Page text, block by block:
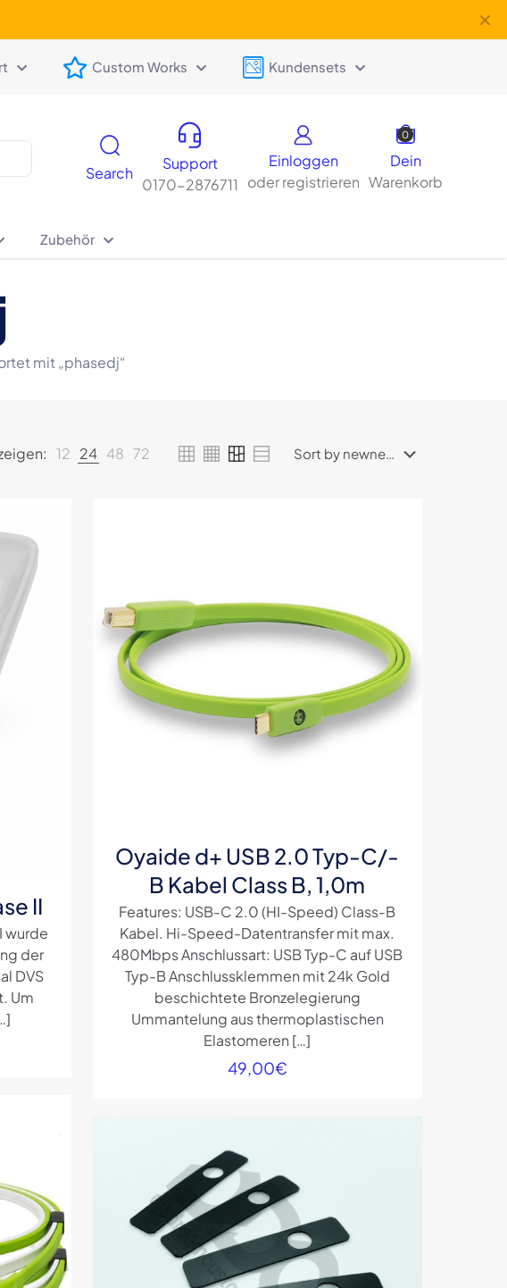
✕
Custom Works Kundensets
Search
Support
0170-2876711
Einloggen
oder registrieren
0
Dein
Warenkorb
Zubehör
mit „phasedj“
12 24 48 72
II
wurde
der
DVS
Um
Oyaide d+ USB 2.0 Typ-C/-
B Kabel Class B, 1,0m
Features: USB-C 2.0 (HI-Speed) Class-B
Kabel. Hi-Speed-Datentransfer mit max.
480Mbps Anschlussart: USB Typ-C auf USB
Typ-B Anschlussklemmen mit 24k Gold
beschichtete Bronzelegierung
Ummantelung aus thermoplastischen
Elastomeren […]
49,00€